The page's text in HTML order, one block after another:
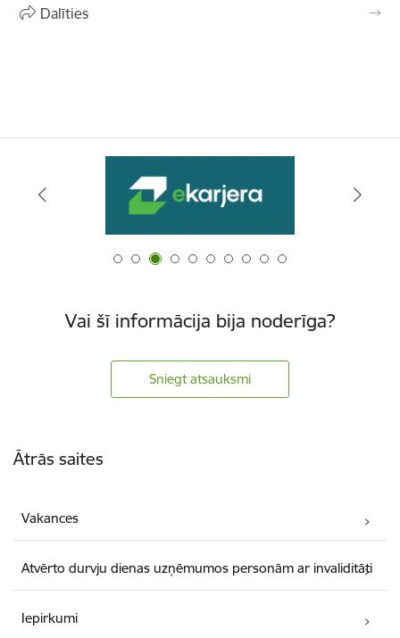
Dalīties
Vai šī informācija bija noderīga?
Sniegt atsauksmi
Ātrās saites
Vakances
Atvērto durvju dienas uzņēmumos personām ar invaliditāti
Iepirkumi